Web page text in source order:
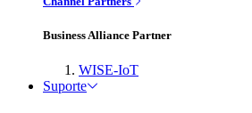
Business Alliance Partner
WISE-IoT
Suporte